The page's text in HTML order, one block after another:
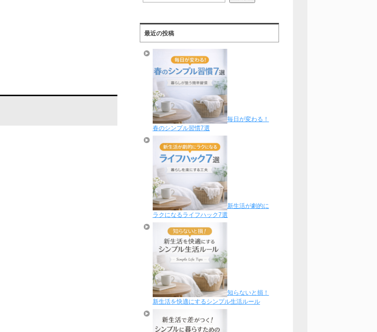
最近の投稿
毎日が変わる！
春のシンプル習慣7選
新生活が劇的に
ラクになるライフハック7選
知らないと損！
新生活を快適にするシンプル生活ルール